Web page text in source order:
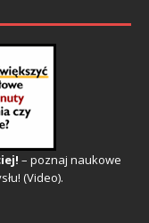
– poznaj naukowe
(Video).